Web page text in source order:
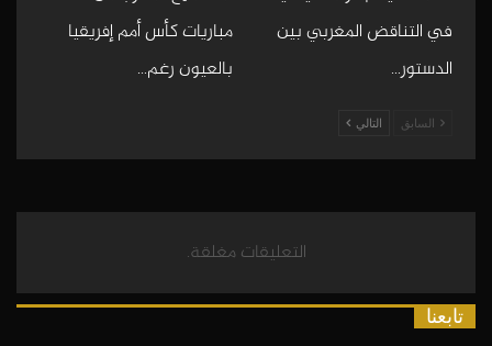
في التناقض المغربي بين
الدستور…
مباريات كأس أمم إفريقيا
بالعيون رغم…
السابق التالي
التعليقات مغلقة.
تابعنا